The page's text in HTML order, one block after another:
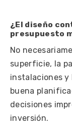
¿El diseño
presupuesto
No
superficie, la
instalaciones y
buena
decisiones
inversión.